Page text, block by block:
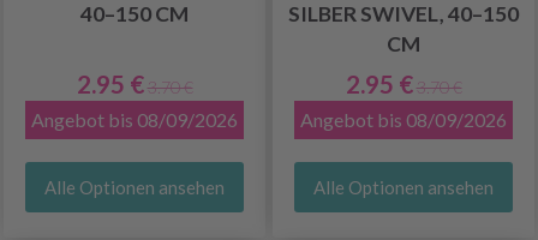
40–150 CM
2.95 € 3.70 €
Angebot bis 08/09/2026
Alle Optionen ansehen
SILBER SWIVEL, 40–150
CM
2.95 € 3.70 €
Angebot bis 08/09/2026
Alle Optionen ansehen